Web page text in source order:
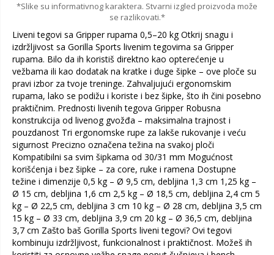
*Slike su informativnog karaktera. Stvarni izgled proizvoda može
se razlikovati.*
Liveni tegovi sa Gripper rupama 0,5–20 kg Otkrij snagu i
izdržljivost sa Gorilla Sports livenim tegovima sa Gripper
rupama. Bilo da ih koristiš direktno kao opterećenje u
vežbama ili kao dodatak na kratke i duge šipke – ove ploče su
pravi izbor za tvoje treninge. Zahvaljujući ergonomskim
rupama, lako se podižu i koriste i bez šipke, što ih čini posebno
praktičnim. Prednosti livenih tegova Gripper Robusna
konstrukcija od livenog gvožđa – maksimalna trajnost i
pouzdanost Tri ergonomske rupe za lakše rukovanje i veću
sigurnost Precizno označena težina na svakoj ploči
Kompatibilni sa svim šipkama od 30/31 mm Mogućnost
korišćenja i bez šipke – za core, ruke i ramena Dostupne
težine i dimenzije 0,5 kg – Ø 9,5 cm, debljina 1,3 cm 1,25 kg –
Ø 15 cm, debljina 1,6 cm 2,5 kg – Ø 18,5 cm, debljina 2,4 cm 5
kg – Ø 22,5 cm, debljina 3 cm 10 kg – Ø 28 cm, debljina 3,5 cm
15 kg – Ø 33 cm, debljina 3,9 cm 20 kg – Ø 36,5 cm, debljina
3,7 cm Zašto baš Gorilla Sports liveni tegovi? Ovi tegovi
kombinuju izdržljivost, funkcionalnost i praktičnost. Možeš ih